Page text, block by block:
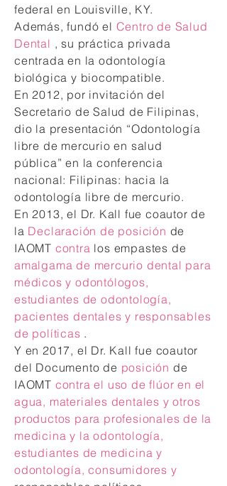
federal en Louisville, KY.
Además, fundó el Centro de Salud
Dental , su práctica privada
centrada en la odontología
biológica y biocompatible.
En 2012, por invitación del
Secretario de Salud de Filipinas,
dio la presentación “Odontología
libre de mercurio en salud
pública” en la conferencia
nacional: Filipinas: hacia la
odontología libre de mercurio.
En 2013, el Dr. Kall fue coautor de
la Declaración de posición de
IAOMT contra los empastes de
amalgama de mercurio dental para
médicos y odontólogos,
estudiantes de odontología,
pacientes dentales y responsables
de políticas .
Y en 2017, el Dr. Kall fue coautor
del Documento de posición de
IAOMT contra el uso de flúor en el
agua, materiales dentales y otros
productos para profesionales de la
medicina y la odontología,
estudiantes de medicina y
odontología, consumidores y